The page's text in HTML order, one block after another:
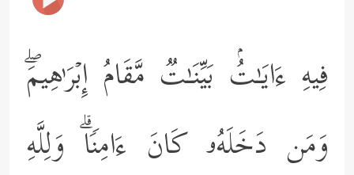
فِیهِ ءَایَـٰتُۢ بَیِّنَـٰتࣱ مَّقَامُ إِبۡرَ ٰ⁠هِیمَۖ
وَمَن دَخَلَهُۥ كَانَ ءَامِنࣰاۗ وَلِلَّهِ